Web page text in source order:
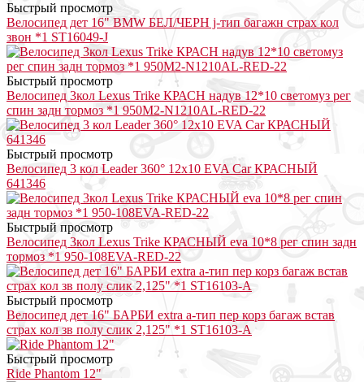
Быстрый просмотр
Велосипед дет 16" BMW БЕЛ/ЧЕРН j-тип багажн страх кол
звон *1 ST16049-J
Быстрый просмотр
Велосипед 3кол Lexus Trike КРАСН надув 12*10 светомуз рег
спин задн тормоз *1 950M2-N1210AL-RED-22
Быстрый просмотр
Велосипед 3 кол Leader 360° 12x10 EVA Car КРАСНЫЙ
641346
Быстрый просмотр
Велосипед 3кол Lexus Trike КРАСНЫЙ eva 10*8 рег спин задн
тормоз *1 950-108EVA-RED-22
Быстрый просмотр
Велосипед дет 16" БАРБИ extra a-тип пер корз багаж встав
страх кол зв полу слик 2,125" *1 ST16103-A
Быстрый просмотр
Ride Phantom 12"